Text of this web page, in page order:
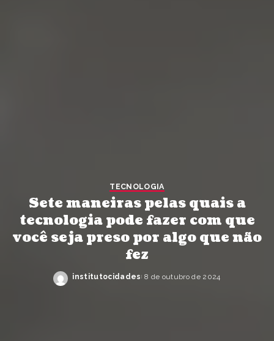
TECNOLOGIA
Sete maneiras pelas quais a
tecnologia pode fazer com que
você seja preso por algo que não
fez
Posted
institutocidades 8 de outubro de 2024